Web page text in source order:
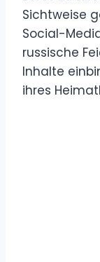
Sichtweise
Social-
russische
Inhalte
ihres